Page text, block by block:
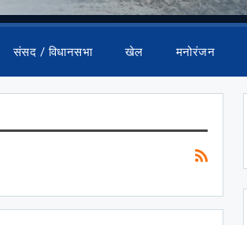
संसद / विधानसभा खेल मनोरंजन